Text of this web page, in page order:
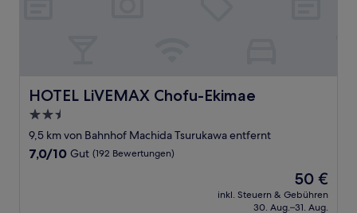
HOTEL LiVEMAX Chofu-Ekimae
HOTEL LiVEMAX Chofu-Ekimae
2.5-
Sterne-
Unterkunft
9,5 km von Bahnhof Machida Tsurukawa entfernt
7.0
7,0/10 Gut (192 Bewertungen)
Der
Preis
beträgt
50 €
inkl. Steuern & Gebühren
30. Aug.–31. Aug.